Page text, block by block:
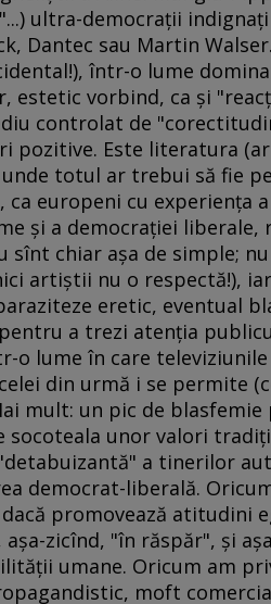
ultra-democraţii
Dantec sau Martin
într-o lume
estetic vorbind, ca şi
controlat de
pozitive. Este literatura
totul ar trebui să fie
ca europeni cu experienţa
şi a democraţiei liberale,
sînt chiar aşa de simple;
artiştii nu o respectă!),
eretic, eventual
a trezi atenţia
o lume în care
din urmă i se permite
mult: un pic de
socoteala unor valori
a tinerilor
democrat-liberală.
promovează atitudini
aşa-zicînd, "în răspăr", şi
umane. Oricum am
moft